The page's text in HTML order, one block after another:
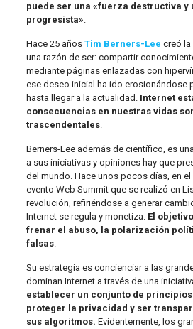
puede ser una «fuerza destructiva y
progresista».
Hace 25 años Tim Berners-Lee creó la
una razón de ser: compartir
mediante páginas enlazadas con
ese deseo inicial ha ido erosionándose
hasta llegar a la actualidad. Internet
consecuencias en nuestras vidas
trascendentales.
Berners-Lee además de científico, es
a sus iniciativas y opiniones hay que
del mundo. Hace unos pocos días, en
evento Web Summit que se realizó en
revolución, refiriéndose a generar
Internet se regula y monetiza. El
frenar el abuso, la polarización
falsas.
Su estrategia es concienciar a las
dominan Internet a través de una
establecer un conjunto de
proteger la privacidad y ser
sus algoritmos. Evidentemente, los